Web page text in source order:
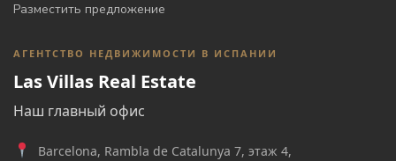
Разместить предложение
АГЕНТСТВО НЕДВИЖИМОСТИ В ИСПАНИИ
Las Villas Real Estate
Наш главный офис
Barcelona, Rambla de Catalunya 7, этаж 4,